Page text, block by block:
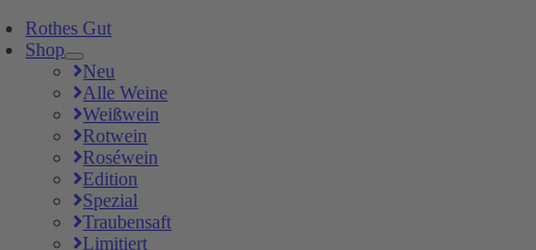
Rothes Gut
Shop
Neu
Alle Weine
Weißwein
Rotwein
Roséwein
Edition
Spezial
Traubensaft
Limitiert